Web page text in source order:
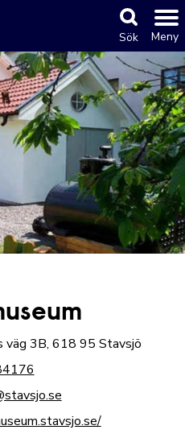
Sök Meny
väg 3B, 618 95 Stavsjö